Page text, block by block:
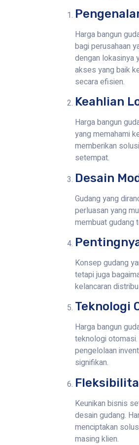
Harga bangun
bagi perusahaan
dengan lokasinya
akses yang baik
secara efisien.
Keahlian
Harga bangun
yang memahami
memberikan
setempat.
Desain
Gudang yang
perluasan yang
membuat gudang
Konsep gudang
tetapi juga
kelancaran
Teknologi
Harga bangun
teknologi
pengelolaan
signifikan.
Keunikan bisnis
desain gudang.
menciptakan
masing klien.